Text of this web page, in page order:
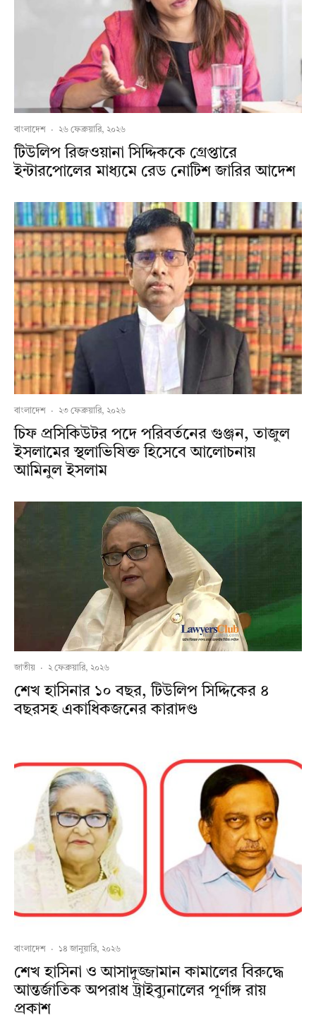
বাংলাদেশ · ২৬ ফেব্রুয়ারি, ২০২৬
টিউলিপ রিজওয়ানা সিদ্দিককে গ্রেপ্তারে
ইন্টারপোলের মাধ্যমে রেড নোটিশ জারির আদেশ
বাংলাদেশ · ২৩ ফেব্রুয়ারি, ২০২৬
চিফ প্রসিকিউটর পদে পরিবর্তনের গুঞ্জন, তাজুল
ইসলামের স্থলাভিষিক্ত হিসেবে আলোচনায়
আমিনুল ইসলাম
জাতীয় · ২ ফেব্রুয়ারি, ২০২৬
শেখ হাসিনার ১০ বছর, টিউলিপ সিদ্দিকের ৪
বছরসহ একাধিকজনের কারাদণ্ড
বাংলাদেশ · ১৪ জানুয়ারি, ২০২৬
শেখ হাসিনা ও আসাদুজ্জামান কামালের বিরুদ্ধে
আন্তর্জাতিক অপরাধ ট্রাইব্যুনালের পূর্ণাঙ্গ রায়
প্রকাশ